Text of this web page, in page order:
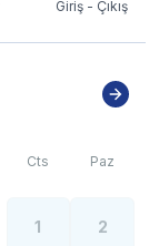
Giriş - Çıkış
Cts Paz
1 2